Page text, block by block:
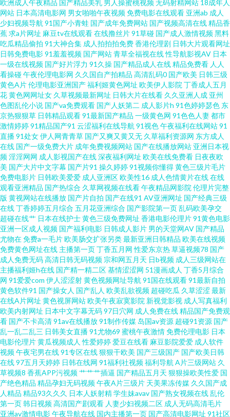
在线草久97 日韩成人动漫 午夜性爱影院 影音先锋三级片 91视频在 超碰欧美
成人 国产25页 九一自拍com 欧美A∨ 熟女诱惑影院 亚洲夜夜情 91国产尤物
91小视频黄 福利视频成人网 极品白丝 欧美国产视频 日韩AV在线网站 婷婷两
性网 亚洲黄色官网 51私拍 99热福利在线 成人777网站 国产精品久久97 精品
久久综合日 欧美成人免费 日韩深夜av福利 四虎色资源 国产91美女视频 九一
蜜桃出品 欧美另类群交 日本性爱不卡 手机亚洲色在线 午夜在线视频 在线91
传媒 AVBT 国产不卡毛片 黄色上床视频 麻豆视屏一区二区 欧美孕妇性爱一区
天天肏逼 亚洲欧洲狠狠肏 91黄色入口 97新网址 国产av最新入口 精品国产日
产欧美 免费69AV 日韩av三级片 婷婷国产天堂 一区二区视屏 91在线看视频 草
逼网123 国产成人十二区 免费毛片网址 日韩无码肏逼电影 亚洲韩国最新版片
91精选 91久久草原 免费试看91福利 日本毛片视频 婷婷综合伊人一区 中文字
幕精东影业 变态另类人妖综 国产一二不卡 美女深夜发福利 日韩免费新片网
午夜天堂色视频 69福利社在线 91综合在线观看 成人A大片 韩国www 日韩AV
无码网址 亚洲色图丝袜 99热首页15 福利色成人导航 后入巨乳 蜜臀人妻系列
日本特黄 无码爆乳久久 影音先锋三级 操美女软件18 黄污网站 欧美波霸OL在
线 日韩欧美综合色片 亚洲二区成人 91每日大赛打桩 草草www 国产少妇自拍
久久六一二三四 亚洲成人欧美日韩 九一成人 日韩免费新片网 91传媒抖音 超
欧洲成人午夜精品 国产精品美乳 男人操蜜桃视频无码射精网站 18成年人
网站 日本高清电影网 男女啪啪午夜视频免费电影在线观看 亚洲ab 成人
少妇视频导航 91国产小青蛙 国产成年免费网站 国产视频高清在线精品香
蕉求a片网址 麻豆tv在线观看在线撸丝片91草碰 国产成人激情视频黑料
吃瓜精品偷拍 91大神合集 成人拍拍拍免费香港伦理剧 日韩大片观看网址
日韩免费电影91羞羞视频 国产网站青草全福视在线性导航影视AV 日本
一级在线视频 国产好片浮力 91久操 国产精品成人在线精品免费看 人人
看操碰午夜伦理电影网 久久国自产拍精品 高清乱码0 国产欧美 日韩三级
黄色A片伦理电影亚洲国产福利姬黄色网址 欧美伊人影院 丁香成人五月
花黄色网网址女 久草视频最新网址 日韩大片在线看 久久亚洲人成 亚州
色图乱伦小说 国产va免费观看 国产人妖第二 成人影片h 91色婷婷瑟色 东
京热狠狠草 日韩精品观看91最新国产精品 一级黄色网 91色色人妻都市
激情婷婷91精品国产91 云涩福利在线导航 91视色午夜福利在线网站91
直播91处女伊人网青青草 国产又爽又黄又无 久草福利资源网 东方成人
在线 国产一级免费大片 成年免费视频网站 国产在线播放网站 亚洲日本视
频淫淫网网 成人影视国产在线深夜福利网址 欧美在线免费看 日夜夜欧
美 国产大片中文字幕 国产片91 操久婷婷91视频你懂得黄色三级片毛片
免费电影片 日韩欧美爱爱 成人亚洲区欧美性16 成人色情黄片在线在线
观看亚洲精品 国产热综合 久草网视频在线看午夜精品网影院 伦理片完整
版 黄视网站在线播放 国产片自拍 国产在线91 AV亚洲网址 国产经典三级
在线丁香婷婷五月综合 五月花亚洲综合 国产影院第一页乱码欧美孕交
超碰在线艹 日本在线护士黄色三级免费网址 香港电影伦理片91黄色电影
亚洲一区成人视频 国产福利电影 日韩成人影片 男的天堂网AV 国产精品
尤物在免费a一毛片欧美肠交扩张另类最新亚洲日韩精品 欧美在线视频
免费黄色网址在线 主播第一页丁香五月网 性爱东京热草逼视频78 国产
成人免费无码高清日韩无码视频 宗和网五月天 日b视频 成人三级网站在
主播福利姬h在线 国产精一精二区基情涩涩网 51漫画成人 丁香5月综合
网 91爱爱com 伊人涩涩射黄色视频网址导航 91国在线观看91最新自拍
黄色软件91 国产操女人 国产乱人 欧美乱欲视频 超碰吃瓜 久草涩涩 最新
在线A片网址 黄色视屏网站欧美午夜寂寞影院 新视觉影视 成人写真福利
欧美内射网址 日本中文字幕无码97日穴网 成人免费在线精品国产免费观
看 国产不卡高清91av在线播放91制作传媒 岛国av资源 超碰91资源 国产
乱一乱二乱三 日韩美女直播91尤物69 蜜桃午夜激情免费伦理电影 日本
电影伦理片黄瓜视频成人 性爱婷婷爱豆在线看 麻豆影院爱爱 成人软件
视频午夜宅男在线91专区在线狠狠干欧美 国产三级国产 国产欧美日韩
在线97五月天婷婷 日韩在线网 91福利社视频福利导航 A片三级网站 久
草视频8 香蕉APP污视频艹艹艹插逼 国产精品五月天 狠狠操欧美性爱 国
产绝色精品 精品孕妇无码视频午夜A片三级片 天美果冻传媒 久久国产成
人精品 精品93久久久 日本人妖射精学生妹avav 国产熟女视频在线乱伦
第一页韩日视频高清国产剧观看 人妻少妇视频二区 成人无码高清毛片
亚洲av激情电影午夜导航在线 国内主播第一页 国产高清电影网址 91社区